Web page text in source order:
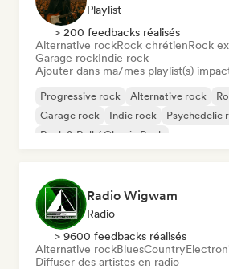
Playlist
> 200 feedbacks réalisés
Alternative rockRock chrétienRock
Garage rockIndie rock
Ajouter dans ma/mes playlist(s)
Progressive rock Alternative rock
Garage rock
Indie rock Psychedelic
Rock & Roll / Classic Rock
Radio Wigwam
Radio
> 9600 feedbacks réalisés
Alternative rockBluesCountry
Diffuser des artistes en radio